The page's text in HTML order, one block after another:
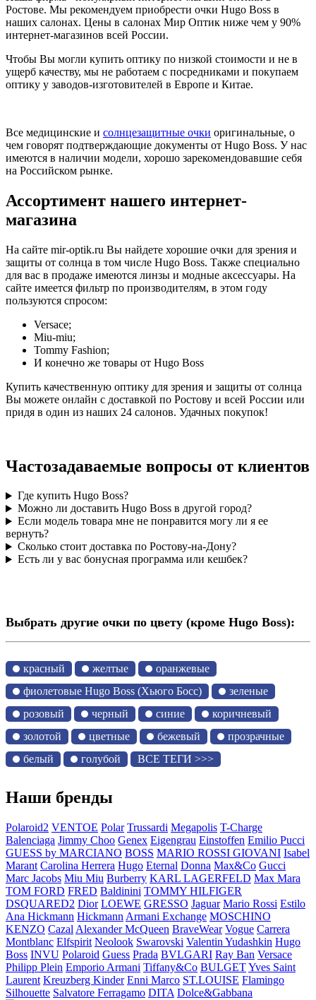
Ростове. Мы рекомендуем приобрести очки Hugo Boss в
наших салонах. Цены в салонах Мир Оптик ниже чем у 90%
интернет-магазинов всей России.
Чтобы Вы могли купить оптику по низкой стоимости и не в
ущерб качеству, мы не работаем с посредниками и покупаем
оптику у заводов-изготовителей в Европе и Китае.
Все медицинские и солнцезащитные очки оригинальные, о
чем говорят подтверждающие документы от Hugo Boss. У нас
имеются в наличии модели, хорошо зарекомендовавшие себя
на Российском рынке.
Ассортимент нашего интернет-
магазина
На сайте mir-optik.ru Вы найдете хорошие очки для зрения и
защиты от солнца в том числе Hugo Boss. Также специально
для вас в продаже имеются линзы и модные аксессуары. На
сайте имеется фильтр по производителям, в этом году
пользуются спросом:
Versace;
Miu-miu;
Tommy Fashion;
И конечно же товары от Hugo Boss
Купить качественную оптику для зрения и защиты от солнца
Вы можете онлайн с доставкой по Ростову и всей России или
придя в один из наших 24 салонов. Удачных покупок!
Частозадаваемые вопросы от клиентов
Где купить Hugo Boss?
Можно ли доставить Hugo Boss в другой город?
Если модель товара мне не понравится могу ли я ее
вернуть?
Сколько стоит доставка по Ростову-на-Дону?
Есть ли у вас бонусная программа или кешбек?
Выбрать другие очки по цвету (кроме Hugo Boss):
красный желтые
оранжевые
фиолетовые Hugo Boss (Хьюго Босс)
зеленые
розовый
черный синие
коричневый
золотой
цветные бежевый
прозрачные
белый
голубой ВСЕ ТЕГИ >>>
Наши бренды
Polaroid2 VENTOE Polar Trussardi Megapolis T-Charge
Balenciaga Jimmy Choo Genex Eigengrau Einstoffen Emilio Pucci
GUESS by MARCIANO BOSS MARIO ROSSI GIOVANI Isabel
Marant Carolina Herrera Hugo Eternal Donna Max&Co Gucci
Marc Jacobs Miu Miu Burberry KARL LAGERFELD Max Mara
TOM FORD FRED Baldinini TOMMY HILFIGER
DSQUARED2 Dior LOEWE GRESSO Jaguar Mario Rossi Estilo
Ana Hickmann Hickmann Armani Exchange MOSCHINO
KENZO Cazal Alexander McQueen BraveWear Vogue Carrera
Montblanc Elfspirit Neolook Swarovski Valentin Yudashkin Hugo
Boss INVU Polaroid Guess Prada BVLGARI Ray Ban Versace
Philipp Plein Emporio Armani Tiffany&Co BULGETYves Saint
Laurent Kreuzberg Kinder Enni Marco ST.LOUISE Flamingo
Silhouette Salvatore Ferragamo DITA Dolce&Gabbana